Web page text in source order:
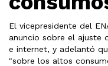
El vicepresidente del
anuncio sobre el ajuste
e internet, y adelantó
"sobre los altos